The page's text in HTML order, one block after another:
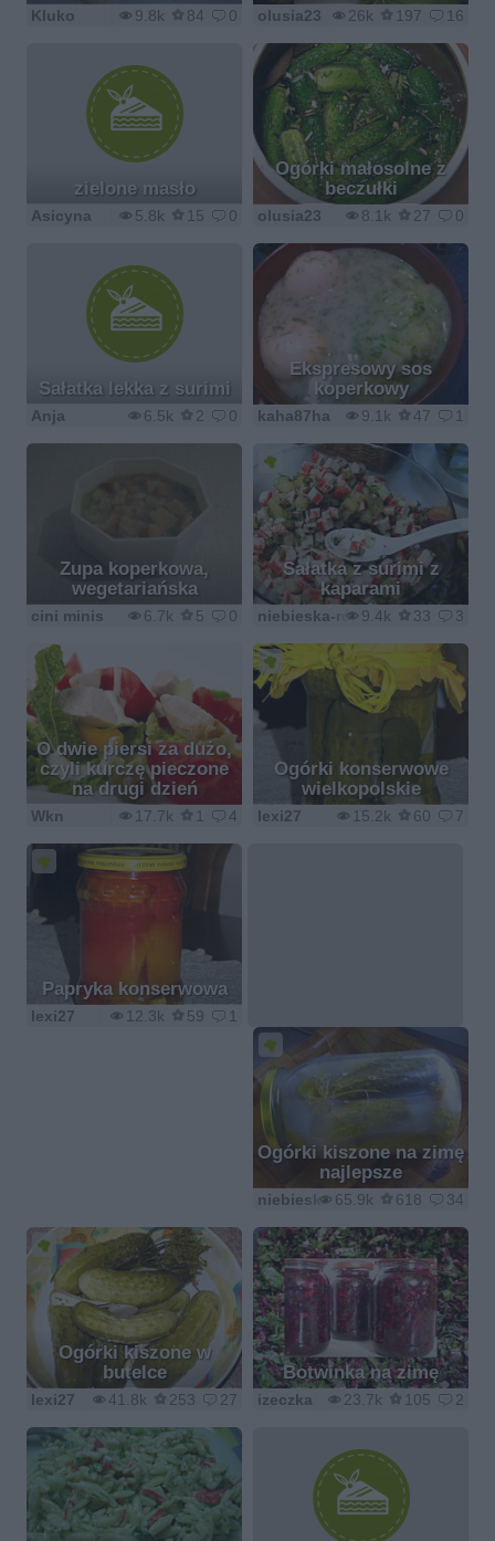
9.8k 84 0
Kluko 26k 197 16
olusia23
zielone masło
5.8k 15 0
Asicyna
Ogórki małosolne z
beczułki
8.1k 27 0
olusia23
Sałatka lekka z surimi
6.5k 2 0
Anja
Ekspresowy sos
koperkowy
9.1k 47 1
kaha87ha
Zupa koperkowa,
wegetariańska
6.7k 5 0
cini minis
Sałatka z surimi z
kaparami
9.4k 33 3
niebieska-różyczka
O dwie piersi za dużo,
czyli kurczę pieczone
na drugi dzień
17.7k 1 4
Wkn
Ogórki konserwowe
wielkopolskie
15.2k 60 7
lexi27
Papryka konserwowa
12.3k 59 1
lexi27
Ogórki kiszone na zimę
najlepsze
65.9k 618 34
niebieska-różyczka
Ogórki kiszone w
butelce
41.8k 253 27
lexi27
Botwinka na zimę
23.7k 105 2
izeczka